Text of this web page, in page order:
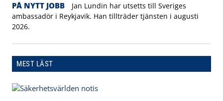
PÅ NYTT JOBB
Jan Lundin har utsetts till Sveriges
ambassadör i Reykjavik. Han tillträder tjänsten i augusti
2026.
MEST LÄST